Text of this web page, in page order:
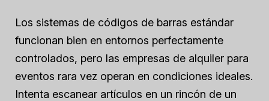
Los sistemas de códigos de barras estándar
funcionan bien en entornos perfectamente
controlados, pero las empresas de alquiler para
eventos rara vez operan en condiciones ideales.
Intenta escanear artículos en un rincón de un